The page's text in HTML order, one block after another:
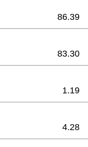
86.39
83.30
1.19
4.28